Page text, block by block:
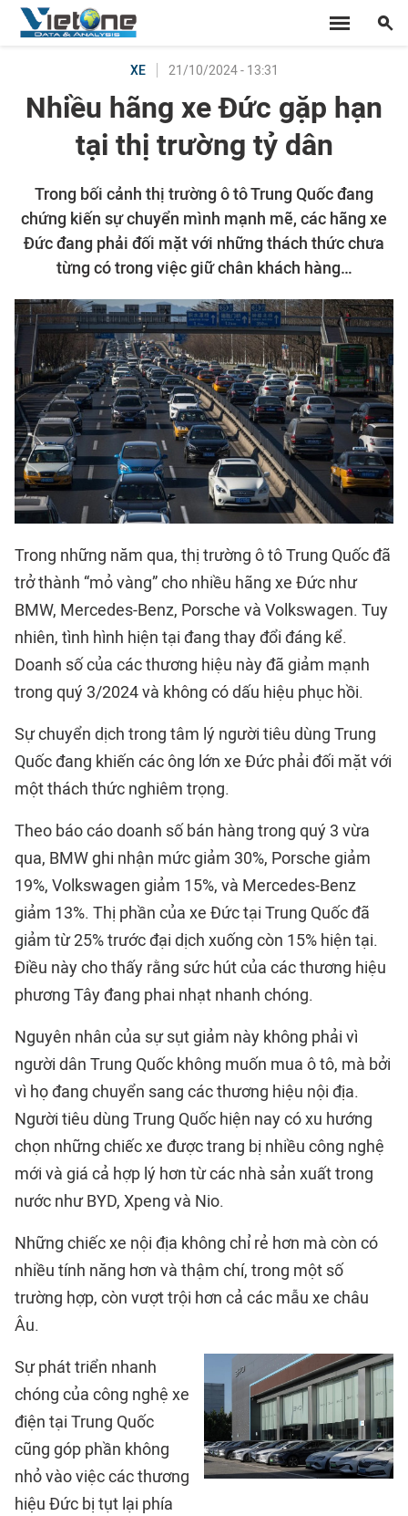
XE 21/10/2024 - 13:31
Nhiều hãng xe Đức gặp hạn
tại thị trường tỷ dân
Trong bối cảnh thị trường ô tô Trung Quốc đang
chứng kiến sự chuyển mình mạnh mẽ, các hãng xe
Đức đang phải đối mặt với những thách thức chưa
từng có trong việc giữ chân khách hàng…
Trong những năm qua, thị trường ô tô Trung Quốc đã
trở thành “mỏ vàng” cho nhiều hãng xe Đức như
BMW, Mercedes-Benz, Porsche và Volkswagen. Tuy
nhiên, tình hình hiện tại đang thay đổi đáng kể.
Doanh số của các thương hiệu này đã giảm mạnh
trong quý 3/2024 và không có dấu hiệu phục hồi.
Sự chuyển dịch trong tâm lý người tiêu dùng Trung
Quốc đang khiến các ông lớn xe Đức phải đối mặt với
một thách thức nghiêm trọng.
Theo báo cáo doanh số bán hàng trong quý 3 vừa
qua, BMW ghi nhận mức giảm 30%, Porsche giảm
19%, Volkswagen giảm 15%, và Mercedes-Benz
giảm 13%. Thị phần của xe Đức tại Trung Quốc đã
giảm từ 25% trước đại dịch xuống còn 15% hiện tại.
Điều này cho thấy rằng sức hút của các thương hiệu
phương Tây đang phai nhạt nhanh chóng.
Nguyên nhân của sự sụt giảm này không phải vì
người dân Trung Quốc không muốn mua ô tô, mà bởi
vì họ đang chuyển sang các thương hiệu nội địa.
Người tiêu dùng Trung Quốc hiện nay có xu hướng
chọn những chiếc xe được trang bị nhiều công nghệ
mới và giá cả hợp lý hơn từ các nhà sản xuất trong
nước như BYD, Xpeng và Nio.
Những chiếc xe nội địa không chỉ rẻ hơn mà còn có
nhiều tính năng hơn và thậm chí, trong một số
trường hợp, còn vượt trội hơn cả các mẫu xe châu
Âu.
Sự phát triển nhanh
chóng của công nghệ xe
điện tại Trung Quốc
cũng góp phần không
nhỏ vào việc các thương
hiệu Đức bị tụt lại phía